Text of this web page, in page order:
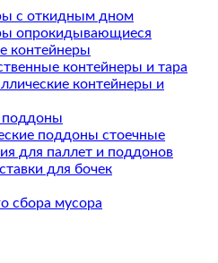
с откидным дном
опрокидывающиеся
контейнеры
контейнеры и тара
контейнеры и
поддоны
поддоны стоечные
для паллет и поддонов
для бочек
сбора мусора